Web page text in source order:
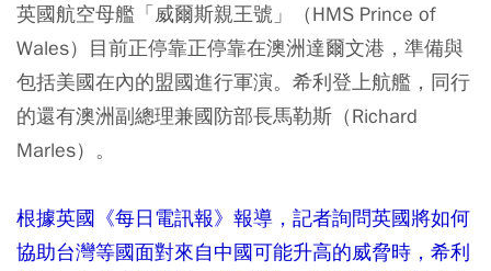
英國航空母艦「威爾斯親王號」（HMS Prince of
Wales）目前正停靠正停靠在澳洲達爾文港，準備與
包括美國在內的盟國進行軍演。希利登上航艦，同行
的還有澳洲副總理兼國防部長馬勒斯（Richard
Marles）。
根據英國《每日電訊報》報導，記者詢問英國將如何
協助台灣等國面對來自中國可能升高的威脅時，希利